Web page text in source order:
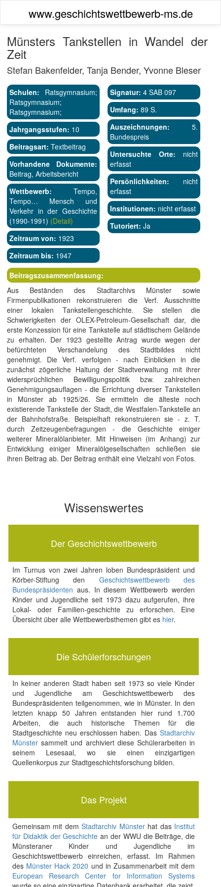
www.geschichtswettbewerb-ms.de
Münsters Tankstellen in Wandel der
Zeit
Stefan Bakenfelder, Tanja Bender, Yvonne Bleser
Schulen: Ratsgymnasium;
Ratsgymnasium;
Ratsgymnasium;
Jahrgangsstufen: 10
Beitragsart: Textbeitrag
Vorhandene Dokumente:
Beitrag, Arbeitsbericht
Wettbewerb: Tempo,
Tempo… Mensch und
Verkehr in der Geschichte
(1990-1991) (Detail)
Zeitraum von: 1923
Zeitraum bis: 1947
Signatur: 4 SAB 097
Umfang: 89 S.
Auszeichnungen: 5.
Bundespreis
Untersuchte Orte: nicht
erfasst
Persönlichkeiten: nicht
erfasst
Institutionen: nicht erfasst
Tutoriert: Ja
Beitragszusammenfassung:
Aus Beständen des Stadtarchivs Münster sowie
Firmenpublikationen rekonstruieren die Verf. Ausschnitte
einer lokalen Tankstellengeschichte. Sie stellen die
Schwierigkeiten der OLEX-Petroleum-Gesellschaft dar, die
erste Konzession für eine Tankstelle auf städtischem Gelände
zu erhalten. Der 1923 gestellte Antrag wurde wegen der
befürchteten Verschandelung des Stadtbildes nicht
genehmigt. Die Verf. verfolgen - nach Einblicken in die
zunächst zögerliche Haltung der Stadtverwaltung mit ihrer
widersprüchlichen Bewilligungspolitik bzw. zahlreichen
Genehmigungsauflagen - die Errichtung diverser Tankstellen
in Münster ab 1925/26. Sie ermitteln die älteste noch
existierende Tankstelle der Stadt, die Westfalen-Tankstelle an
der Bahnhofstraße. Beispielhaft rekonstruieren sie - z. T.
durch Zeitzeugenbefragungen - die Geschichte einiger
weiterer Mineralölanbieter. Mit Hinweisen (im Anhang) zur
Entwicklung einiger Mineralölgesellschaften schließen sie
ihren Beitrag ab. Der Beitrag enthält eine Vielzahl von Fotos.
Wissenswertes
Der Geschichtswettbewerb
Im Turnus von zwei Jahren loben Bundespräsident und
Körber-Stiftung den Geschichtswettbewerb des
Bundespräsidenten aus. In diesem Wettbewerb werden
Kinder und Jugendliche seit 1973 dazu aufgerufen, ihre
Lokal- oder Familien-geschichte zu erforschen. Eine
Übersicht über alle Wettbewerbsthemen gibt es hier.
Die Schülerforschungen
In keiner anderen Stadt haben seit 1973 so viele Kinder
und Jugendliche am Geschichtswettbewerb des
Bundespräsidenten teilgenommen, wie in Münster. In den
letzten knapp 50 Jahren entstanden hier rund 1.700
Arbeiten, die auch historische Themen für die
Stadtgeschichte neu erschlossen haben. DasStadtarchiv
Münstersammelt und archiviert diese Schülerarbeiten in
seinem Lesesaal, wo sie einen einzigartigen
Quellenkorpus zur Stadtgeschichtsforschung bilden.
Das Projekt
Gemeinsam mit demStadtarchiv Münsterhat das Institut
für Didaktik der Geschichte an der WWU die Beiträge, die
Münsteraner Kinder und Jugendliche im
Geschichtswettbewerb einreichen, erfasst. Im Rahmen
des Münster Hack 2020 und in Zusammenarbeit mit dem
European Research Center for Information Systems